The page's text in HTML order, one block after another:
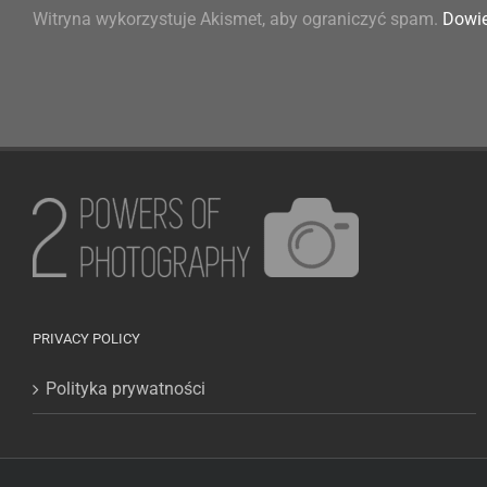
Witryna wykorzystuje Akismet, aby ograniczyć spam.
PRIVACY POLICY
Polityka prywatności